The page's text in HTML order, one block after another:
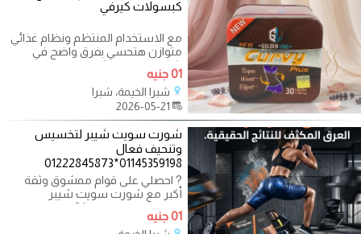
كبسولات كيرفي
مع الاستخدام المنتظم ونظام غذائي
متوازن هتحسي بفرق واضح في
شكل جسمك وثقتك بنفسك ✨
كيرفي بيساعد
01 جنيه
شبرا الخيمة، شبرا
شورت سويت شيبر لتخسيس
وتنحيف فعال
01145359198*01222845873
? احصلي على قوام ممشوق وثقة
أكبر مع شورت سويت شيبر
للتخسيس والتنحيف! ? يساعد على
زيادة التعرّق ودعم
01 جنيه